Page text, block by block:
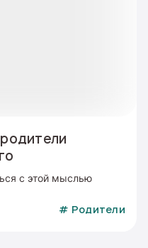
с этой мыслью
# Родители